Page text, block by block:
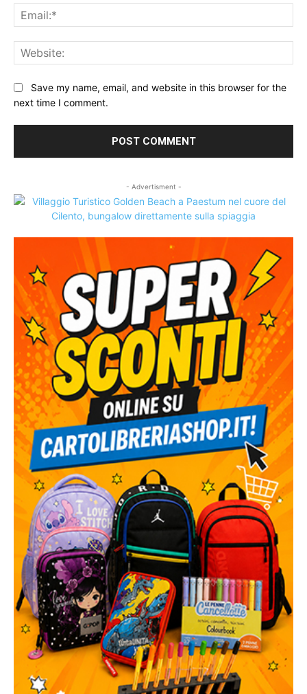
Save my name, email, and website in this browser for the
next time I comment.
- Advertisment -